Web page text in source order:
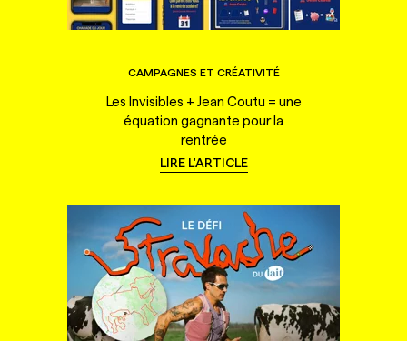
CAMPAGNES ET CRÉATIVITÉ
Les Invisibles + Jean Coutu = une
équation gagnante pour la
rentrée
LIRE L'ARTICLE